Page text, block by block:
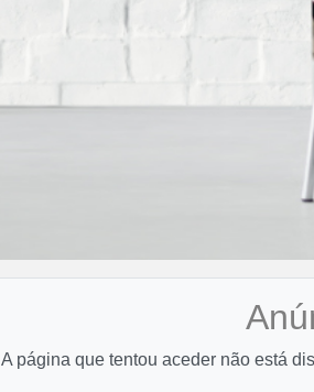
A página que tentou aceder não está